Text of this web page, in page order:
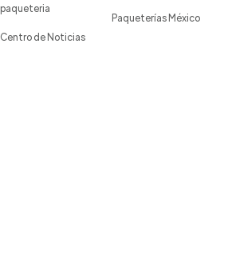
paqueteria
Centro de Noticias
Paqueterías México